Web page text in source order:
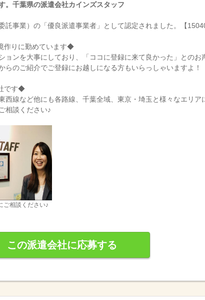
。千葉県の派遣会社カインズスタッフ
託事業）の「優良派遣事業者」として認定されました。【
作りに勤めています◆
ョンを大事にしており、「ココに登録に来て良かった」とのお
らのご紹介でご登録にお越しになる方もいらっしゃいますよ！
です◆
西線など他にも各路線、千葉全域、東京・埼玉と様々なエリア
相談ください♪
ご相談ください♪
この派遣会社に応募する